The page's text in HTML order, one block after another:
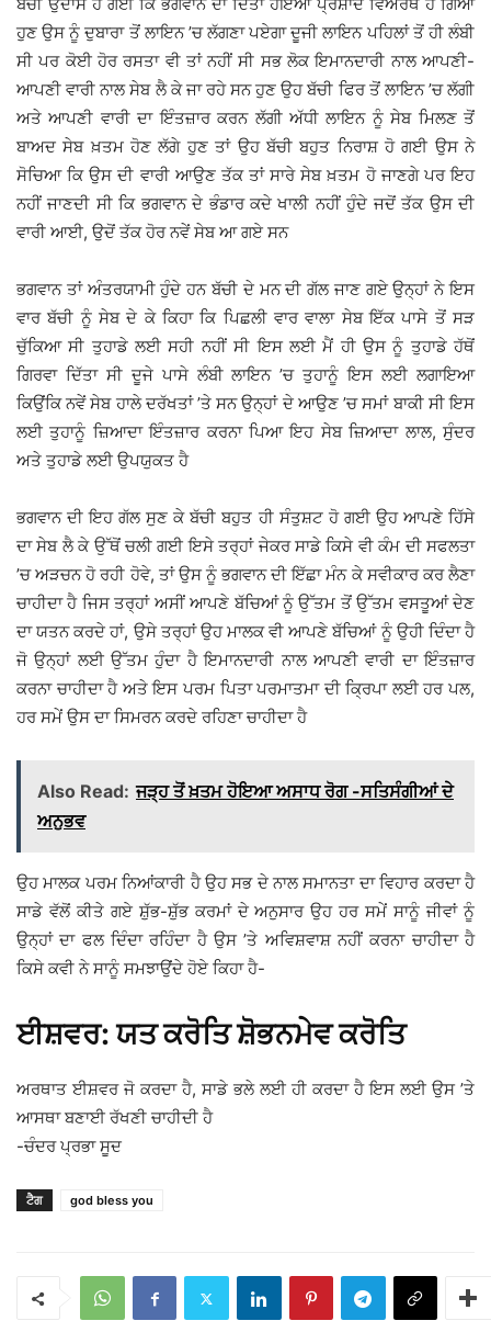
ਹੁਣ ਉਸ ਨੂੰ ਦੁਬਾਰਾ ਤੋਂ ਲਾਇਨ ’ਚ ਲੱਗਣਾ ਪਏਗਾ ਦੂਜੀ ਲਾਇਨ ਪਹਿਲਾਂ ਤੋਂ ਹੀ ਲੰਬੀ
ਸੀ ਪਰ ਕੋਈ ਹੋਰ ਰਸਤਾ ਵੀ ਤਾਂ ਨਹੀਂ ਸੀ ਸਭ ਲੋਕ ਇਮਾਨਦਾਰੀ ਨਾਲ ਆਪਣੀ-
ਆਪਣੀ ਵਾਰੀ ਨਾਲ ਸੇਬ ਲੈ ਕੇ ਜਾ ਰਹੇ ਸਨ ਹੁਣ ਉਹ ਬੱਚੀ ਫਿਰ ਤੋਂ ਲਾਇਨ ’ਚ ਲੱਗੀ
ਅਤੇ ਆਪਣੀ ਵਾਰੀ ਦਾ ਇੰਤਜ਼ਾਰ ਕਰਨ ਲੱਗੀ ਅੱਧੀ ਲਾਇਨ ਨੂੰ ਸੇਬ ਮਿਲਣ ਤੋਂ
ਬਾਅਦ ਸੇਬ ਖ਼ਤਮ ਹੋਣ ਲੱਗੇ ਹੁਣ ਤਾਂ ਉਹ ਬੱਚੀ ਬਹੁਤ ਨਿਰਾਸ਼ ਹੋ ਗਈ ਉਸ ਨੇ
ਸੋਚਿਆ ਕਿ ਉਸ ਦੀ ਵਾਰੀ ਆਉਣ ਤੱਕ ਤਾਂ ਸਾਰੇ ਸੇਬ ਖ਼ਤਮ ਹੋ ਜਾਣਗੇ ਪਰ ਇਹ
ਨਹੀਂ ਜਾਣਦੀ ਸੀ ਕਿ ਭਗਵਾਨ ਦੇ ਭੰਡਾਰ ਕਦੇ ਖਾਲੀ ਨਹੀਂ ਹੁੰਦੇ ਜਦੋਂ ਤੱਕ ਉਸ ਦੀ
ਵਾਰੀ ਆਈ, ਉਦੋਂ ਤੱਕ ਹੋਰ ਨਵੇਂ ਸੇਬ ਆ ਗਏ ਸਨ
ਭਗਵਾਨ ਤਾਂ ਅੰਤਰਯਾਮੀ ਹੁੰਦੇ ਹਨ ਬੱਚੀ ਦੇ ਮਨ ਦੀ ਗੱਲ ਜਾਣ ਗਏ ਉਨ੍ਹਾਂ ਨੇ ਇਸ
ਵਾਰ ਬੱਚੀ ਨੂੰ ਸੇਬ ਦੇ ਕੇ ਕਿਹਾ ਕਿ ਪਿਛਲੀ ਵਾਰ ਵਾਲਾ ਸੇਬ ਇੱਕ ਪਾਸੇ ਤੋਂ ਸੜ
ਚੁੱਕਿਆ ਸੀ ਤੁਹਾਡੇ ਲਈ ਸਹੀ ਨਹੀਂ ਸੀ ਇਸ ਲਈ ਮੈਂ ਹੀ ਉਸ ਨੂੰ ਤੁਹਾਡੇ ਹੱਥੋਂ
ਗਿਰਵਾ ਦਿੱਤਾ ਸੀ ਦੂਜੇ ਪਾਸੇ ਲੰਬੀ ਲਾਇਨ ’ਚ ਤੁਹਾਨੂੰ ਇਸ ਲਈ ਲਗਾਇਆ
ਕਿਉਂਕਿ ਨਵੇਂ ਸੇਬ ਹਾਲੇ ਦਰੱਖਤਾਂ ’ਤੇ ਸਨ ਉਨ੍ਹਾਂ ਦੇ ਆਉਣ ’ਚ ਸਮਾਂ ਬਾਕੀ ਸੀ ਇਸ
ਲਈ ਤੁਹਾਨੂੰ ਜ਼ਿਆਦਾ ਇੰਤਜ਼ਾਰ ਕਰਨਾ ਪਿਆ ਇਹ ਸੇਬ ਜ਼ਿਆਦਾ ਲਾਲ, ਸੁੰਦਰ
ਅਤੇ ਤੁਹਾਡੇ ਲਈ ਉਪਯੁਕਤ ਹੈ
ਭਗਵਾਨ ਦੀ ਇਹ ਗੱਲ ਸੁਣ ਕੇ ਬੱਚੀ ਬਹੁਤ ਹੀ ਸੰਤੁਸ਼ਟ ਹੋ ਗਈ ਉਹ ਆਪਣੇ ਹਿੱਸੇ
ਦਾ ਸੇਬ ਲੈ ਕੇ ਉੱਥੋਂ ਚਲੀ ਗਈ ਇਸੇ ਤਰ੍ਹਾਂ ਜੇਕਰ ਸਾਡੇ ਕਿਸੇ ਵੀ ਕੰਮ ਦੀ ਸਫਲਤਾ
’ਚ ਅੜਚਨ ਹੋ ਰਹੀ ਹੋਵੇ, ਤਾਂ ਉਸ ਨੂੰ ਭਗਵਾਨ ਦੀ ਇੱਛਾ ਮੰਨ ਕੇ ਸਵੀਕਾਰ ਕਰ ਲੈਣਾ
ਚਾਹੀਦਾ ਹੈ ਜਿਸ ਤਰ੍ਹਾਂ ਅਸੀਂ ਆਪਣੇ ਬੱਚਿਆਂ ਨੂੰ ਉੱਤਮ ਤੋਂ ਉੱਤਮ ਵਸਤੂਆਂ ਦੇਣ
ਦਾ ਯਤਨ ਕਰਦੇ ਹਾਂ, ਉਸੇ ਤਰ੍ਹਾਂ ਉਹ ਮਾਲਕ ਵੀ ਆਪਣੇ ਬੱਚਿਆਂ ਨੂੰ ਉਹੀ ਦਿੰਦਾ ਹੈ
ਜੋ ਉਨ੍ਹਾਂ ਲਈ ਉੱਤਮ ਹੁੰਦਾ ਹੈ ਇਮਾਨਦਾਰੀ ਨਾਲ ਆਪਣੀ ਵਾਰੀ ਦਾ ਇੰਤਜ਼ਾਰ
ਕਰਨਾ ਚਾਹੀਦਾ ਹੈ ਅਤੇ ਇਸ ਪਰਮ ਪਿਤਾ ਪਰਮਾਤਮਾ ਦੀ ਕ੍ਰਿਪਾ ਲਈ ਹਰ ਪਲ,
ਹਰ ਸਮੇਂ ਉਸ ਦਾ ਸਿਮਰਨ ਕਰਦੇ ਰਹਿਣਾ ਚਾਹੀਦਾ ਹੈ
Also Read: ਜੜ੍ਹ ਤੋਂ ਖ਼ਤਮ ਹੋਇਆ ਅਸਾਧ ਰੋਗ -ਸਤਿਸੰਗੀਆਂ ਦੇ
ਅਨੁਭਵ
ਉਹ ਮਾਲਕ ਪਰਮ ਨਿਆਂਕਾਰੀ ਹੈ ਉਹ ਸਭ ਦੇ ਨਾਲ ਸਮਾਨਤਾ ਦਾ ਵਿਹਾਰ ਕਰਦਾ ਹੈ
ਸਾਡੇ ਵੱਲੋਂ ਕੀਤੇ ਗਏ ਸ਼ੁੱਭ-ਸ਼ੁੱਭ ਕਰਮਾਂ ਦੇ ਅਨੁਸਾਰ ਉਹ ਹਰ ਸਮੇਂ ਸਾਨੂੰ ਜੀਵਾਂ ਨੂੰ
ਉਨ੍ਹਾਂ ਦਾ ਫਲ ਦਿੰਦਾ ਰਹਿੰਦਾ ਹੈ ਉਸ ’ਤੇ ਅਵਿਸ਼ਵਾਸ਼ ਨਹੀਂ ਕਰਨਾ ਚਾਹੀਦਾ ਹੈ
ਕਿਸੇ ਕਵੀ ਨੇ ਸਾਨੂੰ ਸਮਝਾਉਂਦੇ ਹੋਏ ਕਿਹਾ ਹੈ-
ਈਸ਼ਵਰ: ਯਤ ਕਰੋਤਿ ਸ਼ੋਭਨਮੇਵ ਕਰੋਤਿ
ਅਰਥਾਤ ਈਸ਼ਵਰ ਜੋ ਕਰਦਾ ਹੈ, ਸਾਡੇ ਭਲੇ ਲਈ ਹੀ ਕਰਦਾ ਹੈ ਇਸ ਲਈ ਉਸ ’ਤੇ
ਆਸਥਾ ਬਣਾਈ ਰੱਖਣੀ ਚਾਹੀਦੀ ਹੈ
-ਚੰਦਰ ਪ੍ਰਭਾ ਸੂਦ
ਟੈਗ god bless you